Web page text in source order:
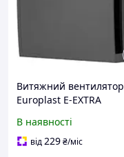
Витяжний вентилятор
Europlast E-EXTRA
вологості антрацит
В наявності
від229₴/міс